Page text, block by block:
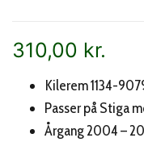
310,00 kr.
Kilerem 1134-
Passer på Stiga
Årgang 2004 –